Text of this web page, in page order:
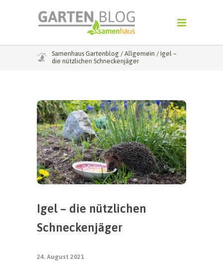
Samenhaus Gartenblog / Allgemein / Igel –
die nützlichen Schneckenjäger
Igel – die nützlichen
Schneckenjäger
24. August 2021